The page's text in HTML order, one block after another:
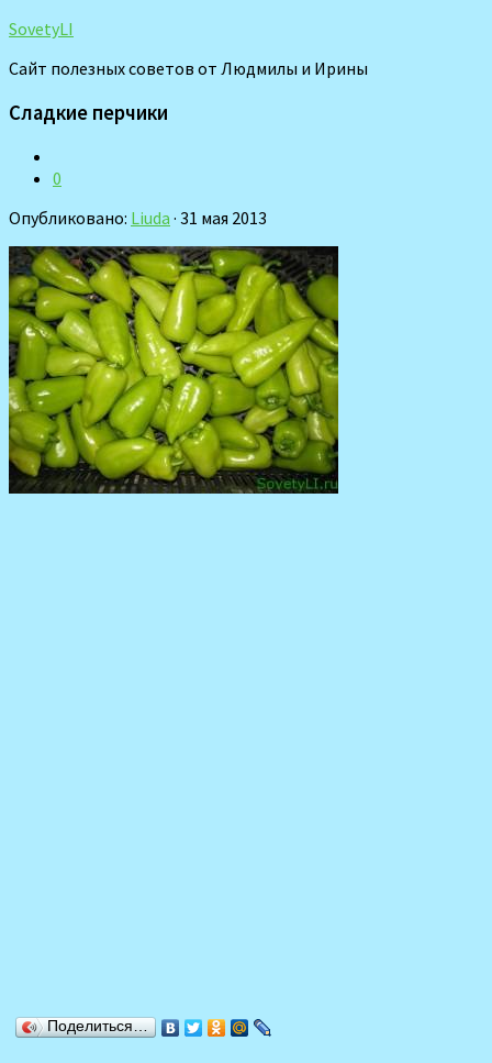
SovetyLI
Сайт полезных советов от Людмилы и Ирины
Сладкие перчики
0
Опубликовано: Liuda · 31 мая 2013
Поделиться…